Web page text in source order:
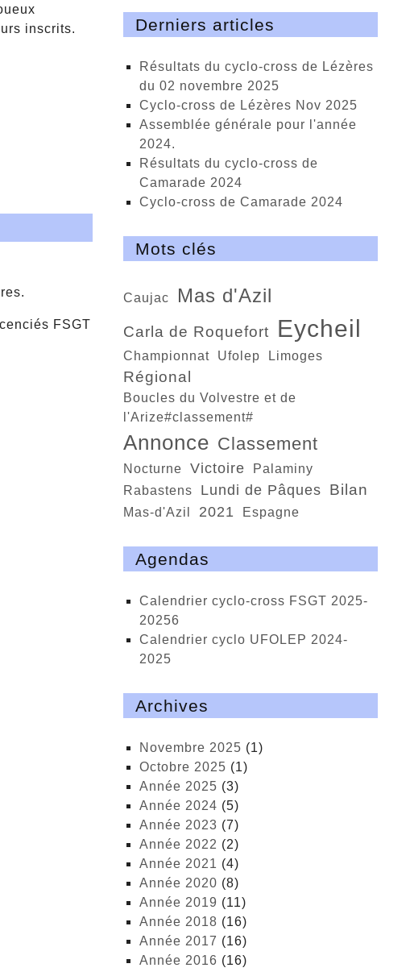
inscrits.
FSGT
Derniers articles
Résultats du cyclo-cross de Lézères
du 02 novembre 2025
cyclo-cross de Lézères Nov 2025
Assemblée générale pour l'année
2024.
Résultats du cyclo-cross de
Camarade 2024
Cyclo-cross de Camarade 2024
Mots clés
Caujac Mas d'Azil
Carla de Roquefort Eycheil
Championnat Ufolep Limoges
régional
Boucles du Volvestre et de
l'Arize#classement#
annonce classement
nocturne victoire
Palaminy
Rabastens
Lundi de Pâques bilan
Mas-d'Azil 2021 Espagne
Agendas
calendrier cyclo-cross FSGT 2025-
20256
calendrier cyclo UFOLEP 2024-
2025
Archives
novembre 2025 (1)
octobre 2025 (1)
année 2025 (3)
année 2024 (5)
année 2023 (7)
année 2022 (2)
année 2021 (4)
année 2020 (8)
année 2019 (11)
année 2018 (16)
année 2017 (16)
année 2016 (16)